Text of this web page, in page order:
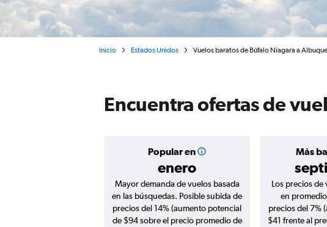
Inicio Estados Unidos Vuelos baratos de Búfalo Niagara a
Encuentra ofertas de
Popular en
enero
Más
Mayor demanda de vuelos basada
en las búsquedas. Posible subida de
precios del 14% (aumento potencial
de $94 sobre el precio promedio de
Los precios de
en
precios del 7%
$41 frente al